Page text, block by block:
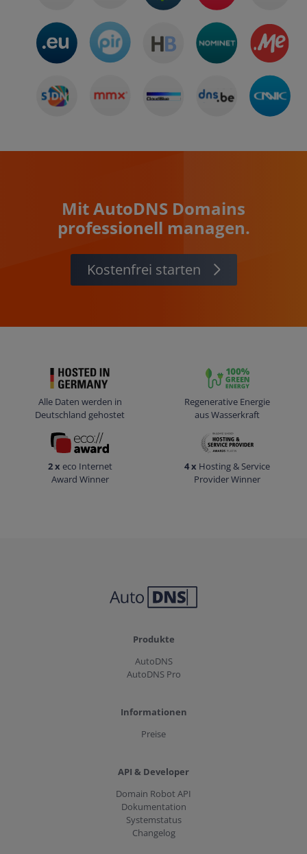
Mit AutoDNS Domains
professionell managen.
Kostenfrei starten
Alle Daten werden in
Deutschland gehostet
Regenerative Energie
aus Wasserkraft
2 x eco Internet
Award Winner
4 x Hosting & Service
Provider Winner
Produkte
AutoDNS
AutoDNS Pro
Informationen
Preise
API & Developer
Domain Robot API
Dokumentation
Systemstatus
Changelog